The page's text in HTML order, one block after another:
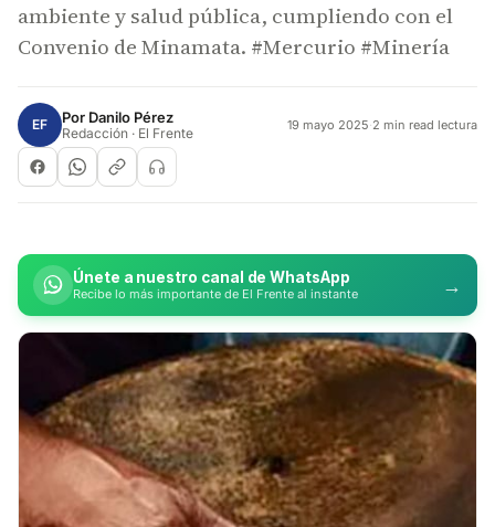
ambiente y salud pública, cumpliendo con el
Convenio de Minamata. #Mercurio #Minería
EF Por Danilo Pérez
Redacción · El Frente 19 mayo 2025·2 min read lectura
Únete a nuestro canal de WhatsApp
Recibe lo más importante de El Frente al instante →